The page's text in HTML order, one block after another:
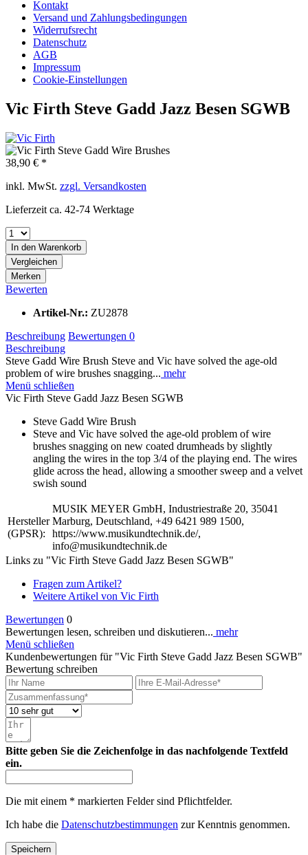
Kontakt
Versand und Zahlungsbedingungen
Widerrufsrecht
Datenschutz
AGB
Impressum
Cookie-Einstellungen
Vic Firth Steve Gadd Jazz Besen SGWB
38,90 € *
inkl. MwSt. zzgl. Versandkosten
Lieferzeit ca. 42-74 Werktage
In den Warenkorb
Vergleichen
Merken
Bewerten
Artikel-Nr.: ZU2878
Beschreibung Bewertungen 0
Beschreibung
Steve Gadd Wire Brush Steve and Vic have solved the age-old
problem of wire brushes snagging... mehr
Menü schließen
Vic Firth Steve Gadd Jazz Besen SGWB
Steve Gadd Wire Brush
Steve and Vic have solved the age-old problem of wire
brushes snagging on new coated drumheads by slightly
angling the wires in the top 3/4 of the playing end. The wires
glide across the head‚ allowing a smoother sweep and a velvet
swish sound
Hersteller
(GPSR):
MUSIK MEYER GmbH, Industriestraße 20, 35041
Marburg, Deutschland, +49 6421 989 1500,
https://www.musikundtechnik.de/,
info@musikundtechnik.de
Links zu "Vic Firth Steve Gadd Jazz Besen SGWB"
Fragen zum Artikel?
Weitere Artikel von Vic Firth
Bewertungen 0
Bewertungen lesen, schreiben und diskutieren... mehr
Menü schließen
Kundenbewertungen für "Vic Firth Steve Gadd Jazz Besen SGWB"
Bewertung schreiben
Bitte geben Sie die Zeichenfolge in das nachfolgende Textfeld
ein.
Die mit einem * markierten Felder sind Pflichtfelder.
Ich habe die Datenschutzbestimmungen zur Kenntnis genommen.
Speichern